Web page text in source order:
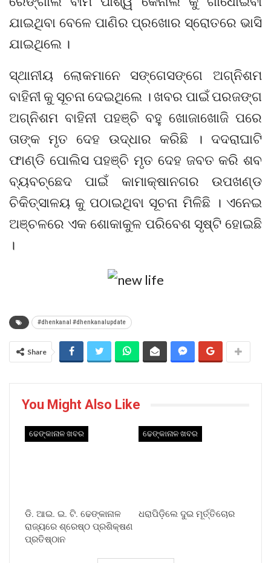
ଯାଇଥିବା ବେଳେ ପାଣିର ପ୍ରଖୋର ସ୍ରୋତରେ ଭାସି
ଯାଇଥିଲେ ।
ସ୍ଥାନୀୟ ଲୋକମାନେ ସଙ୍ଗେସଙ୍ଗେ ଅଗ୍ନିଶମ
ବାହିନୀ କୁ ସୂଚନା ଦେଇଥିଲେ । ଖବର ପାଇଁ ପରଜଙ୍ଗ
ଅଗ୍ନିଶମ ବାହିନୀ ପହଞ୍ଚି ବହୁ ଖୋଜାଖୋଜି ପରେ
ତାଙ୍କ ମୃତ ଦେହ ଉଦ୍ଧାର କରିଛି । ଦଦରାଘାଟି
ଫାଣ୍ଡି ପୋଲିସ ପହଞ୍ଚି ମୃତ ଦେହ ଜବତ କରି ଶବ
ବ୍ୟବଚ୍ଛେଦ ପାଇଁ କାମାକ୍ଷାନଗର ଉପଖଣ୍ଡ
ଚିକିତ୍ସାଳୟ କୁ ପଠାଇଥିବା ସୂଚନା ମିଳିଛି । ଏନେଇ
ଅଞ୍ଚଳରେ ଏକ ଶୋକାକୁଳ ପରିବେଶ ସୃଷ୍ଟି ହୋଇଛି
।
#dhenkanal #dhenkanalupdate
Share
You Might Also Like
ଢେଙ୍କାନାଳ ଖବର
ଡି. ଆଇ. ଇ. ଟି. ଢେଙ୍କାନାଳ
ରାଜ୍ୟରେ ଶ୍ରେଷ୍ଠ ପ୍ରଶିକ୍ଷଣ
ପ୍ରତିଷ୍ଠାନ
ଢେଙ୍କାନାଳ ଖବର
ଧରାପିଡ଼ିଲେ ଦୁଇ ମୂର୍ତ୍ତିଚୋର